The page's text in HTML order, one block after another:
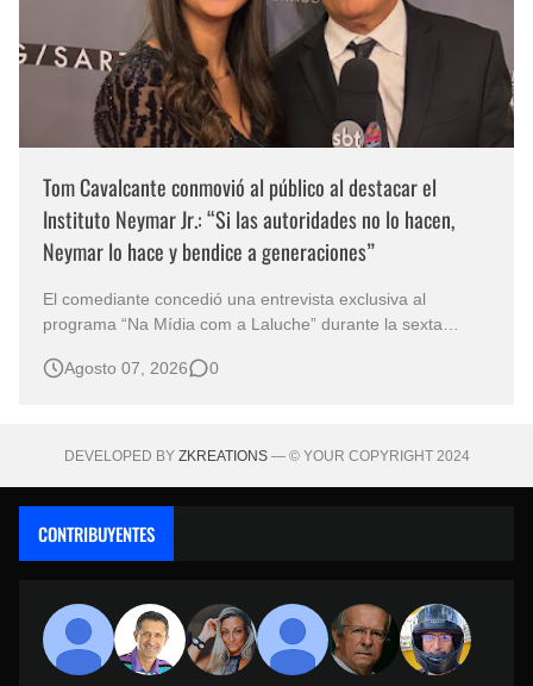
Tom Cavalcante conmovió al público al destacar el
Instituto Neymar Jr.: “Si las autoridades no lo hacen,
Neymar lo hace y bendice a generaciones”
El comediante concedió una entrevista exclusiva al
programa “Na Mídia com a Laluche” durante la sexta
eventos benéficos más importantes de Brasil. En medio del
Agosto 07, 2026 0
DEVELOPED BY ZKREATIONS— © YOUR COPYRIGHT 2024
CONTRIBUYENTES